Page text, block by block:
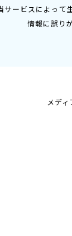
サービスによって
情報に誤り
メデ